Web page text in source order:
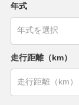
年式
走行距離（km）